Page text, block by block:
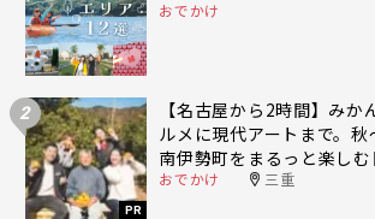
おでかけ
2
PR
【名古屋から2時間】みか
ルメに現代アートまで。秋
南伊勢町をまるっと楽し
おでかけ 三重